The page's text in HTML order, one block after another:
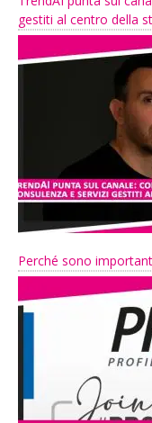
gestiti al centro della
Perché sono